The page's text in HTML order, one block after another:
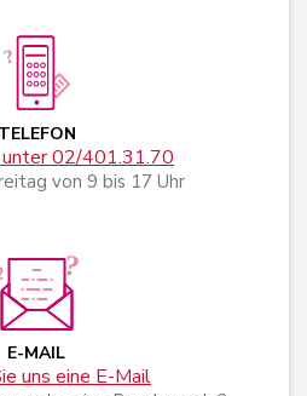
TELEFON
02/401.31.70
von 9 bis 17 Uhr
E-MAIL
uns eine E-Mail